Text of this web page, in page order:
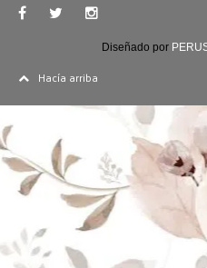
Diseñado por
Hacía arriba